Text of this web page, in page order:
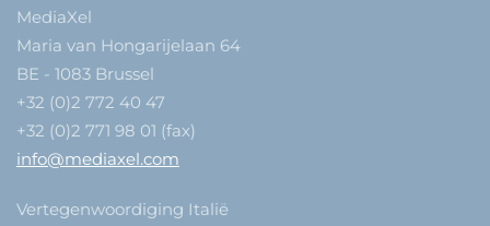
MediaXel
Maria van Hongarijelaan 64
BE - 1083 Brussel
+32 (0)2 772 40 47
+32 (0)2 771 98 01 (fax)
info@mediaxel.com
Vertegenwoordiging Italië